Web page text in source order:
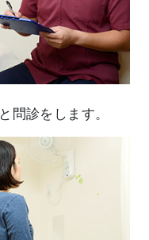
問診をします。